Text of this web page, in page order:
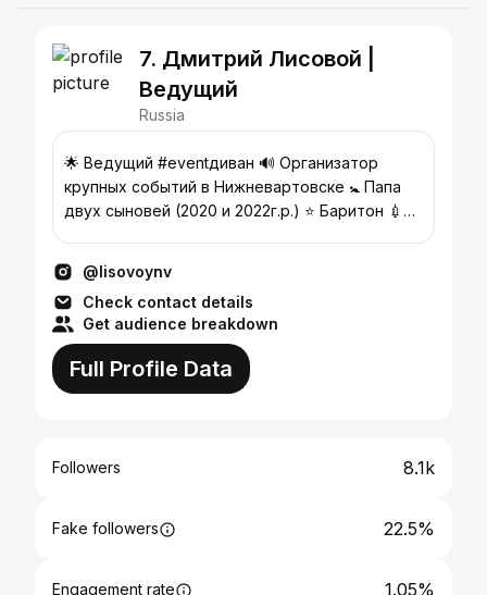
7. Дмитрий Лисовой |
Ведущий
Russia
🌟 Ведущий #eventдиван 🔊 Организатор
крупных событий в Нижневартовске 🚼 Папа
двух сыновей (2020 и 2022г.р.) ⭐ Баритон 💉
@lisovoynv
Check contact details
Get audience breakdown
Full Profile Data
Followers 8.1k
Fake followers 22.5%
Engagement rate 1.05%